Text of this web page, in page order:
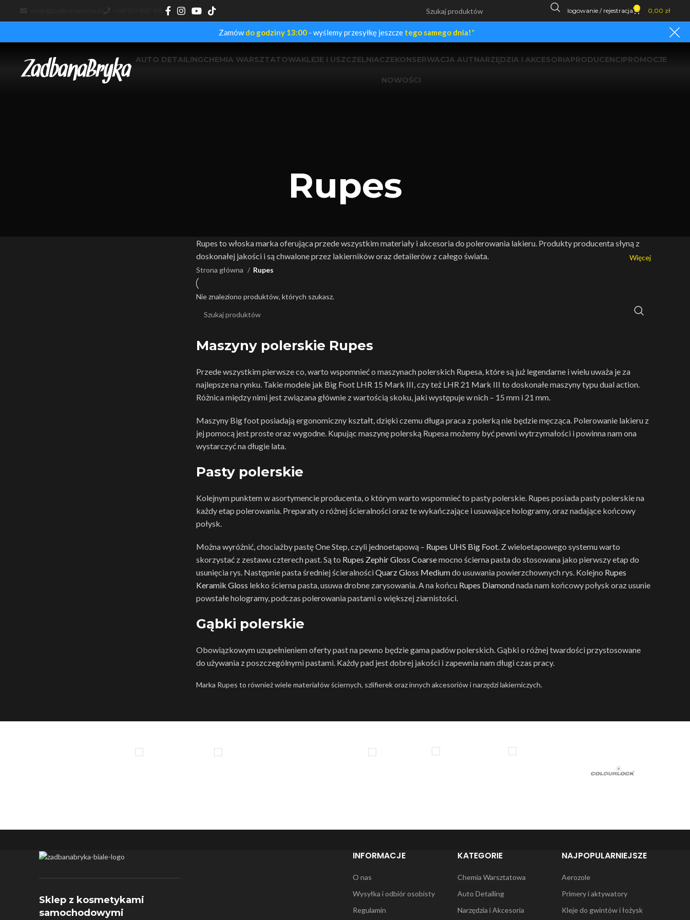
logowanie / rejestracja 0 0,00 zł
Zamówdo godziny 13:00 - wyślemy przesyłkę jeszcze tego samego dnia!*
AUTO DETAILINGCHEMIA WARSZTATOWAKLEJE I USZCZELNIACZEKONSERWACJA AUTNARZĘDZIA I AKCESORIAPRODUCENCIPROMOCJE
NOWOŚCI
Rupes
Rupes to włoska marka oferująca przede wszystkim materiały i akcesoria do polerowania lakieru. Produkty producenta słyną z
doskonałej jakości i są chwalone przez lakierników oraz detailerów z całego świata.
Więcej
Strona główna
Rupes
Nie znaleziono produktów, których szukasz.
Maszyny polerskie Rupes
Przede wszystkim pierwsze co, warto wspomnieć o maszynach polerskich Rupesa, które są już legendarne i wielu uważa je za
najlepsze na rynku. Takie modele jak Big Foot LHR 15 Mark III, czy też LHR 21 Mark III to doskonałe maszyny typu dual action.
Różnica między nimi jest związana głównie z wartością skoku, jaki występuje w nich – 15 mm i 21 mm.
Maszyny Big foot posiadają ergonomiczny kształt, dzięki czemu długa praca z polerką nie będzie męcząca. Polerowanie lakieru z
jej pomocą jest proste oraz wygodne. Kupując maszynę polerską Rupesa możemy być pewni wytrzymałości i powinna nam ona
wystarczyć na długie lata.
Pasty polerskie
Kolejnym punktem w asortymencie producenta, o którym warto wspomnieć to pasty polerskie. Rupes posiada pasty polerskie na
każdy etap polerowania. Preparaty o różnej ścieralności oraz te wykańczające i usuwające hologramy, oraz nadające końcowy
połysk.
Można wyróżnić, chociażby pastę One Step, czyli jednoetapową – Rupes UHS Big Foot. Z wieloetapowego systemu warto
skorzystać z zestawu czterech past. Są to Rupes Zephir Gloss Coarsemocno ścierna pasta do stosowana jako pierwszy etap do
usunięcia rys. Następnie pasta średniej ścieralnościQuarz Gloss Mediumdo usuwania powierzchownych rys. Kolejno Rupes
Keramik Gloss lekko ścierna pasta, usuwa drobne zarysowania. A na końcu Rupes Diamondnada nam końcowy połysk oraz usunie
powstałe hologramy, podczas polerowania pastami o większej ziarnistości.
Gąbki polerskie
Obowiązkowym uzupełnieniem oferty past na pewno będzie gama padów polerskich. Gąbki o różnej twardości przystosowane
do używania z poszczególnymi pastami. Każdy pad jest dobrej jakości i zapewnia nam długi czas pracy.
Marka Rupes to również wiele materiałów ściernych, szlifierek oraz innych akcesoriów i narzędzi lakierniczych.
Sklep z kosmetykami
samochodowymi
INFORMACJE
O nas
Wysyłka i odbiór osobisty
Regulamin
KATEGORIE
Chemia Warsztatowa
Auto Detailing
Narzędzia i Akcesoria
NAJPOPULARNIEJSZE
Aerozole
Primery i aktywatory
Kleje do gwintów i łożysk